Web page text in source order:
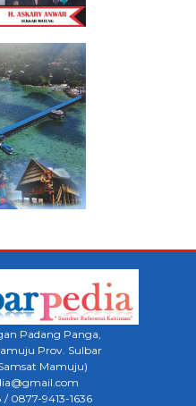
Padang Panga,
Prov. Sulbar
Mamuju)
0877-9413-1636